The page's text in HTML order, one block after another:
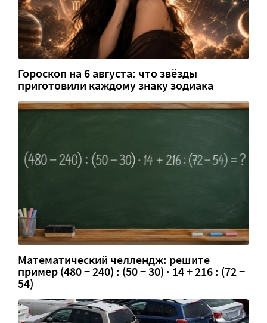
Гороскоп на 6 августа: что звёзды
приготовили каждому знаку зодиака
Математический челлендж: решите
пример (480 − 240) : (50 − 30) · 14 + 216 : (72 −
54)